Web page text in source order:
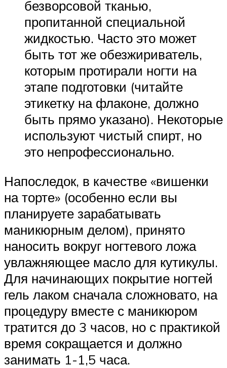
безворсовой тканью,
пропитанной специальной
жидкостью. Часто это может
быть тот же обезжириватель,
которым протирали ногти на
этапе подготовки (читайте
этикетку на флаконе, должно
быть прямо указано). Некоторые
используют чистый спирт, но
это непрофессионально.
Напоследок, в качестве «вишенки
на торте» (особенно если вы
планируете зарабатывать
маникюрным делом), принято
наносить вокруг ногтевого ложа
увлажняющее масло для кутикулы.
Для начинающих покрытие ногтей
гель лаком сначала сложновато, на
процедуру вместе с маникюром
тратится до 3 часов, но с практикой
время сокращается и должно
занимать 1-1,5 часа.